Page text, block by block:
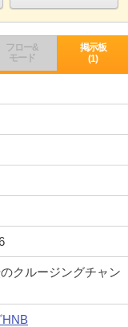
フロー&
モード
掲示板
(1)
クルージングチャン
HNB